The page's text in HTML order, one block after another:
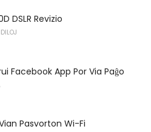
DSLR Revizio
Facebook App Por Via Paĝo
Pasvorton Wi-Fi